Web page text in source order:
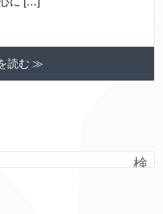
読む ≫
検